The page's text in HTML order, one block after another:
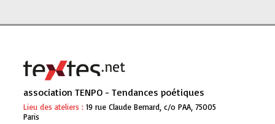
association TENPO - Tendances poétiques
Lieu des ateliers : 19 rue Claude Bernard, c/o PAA, 75005
Paris